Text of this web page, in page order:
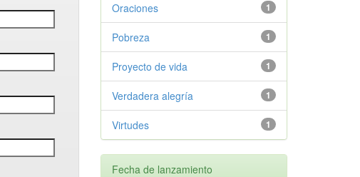
1
Oraciones
1
Pobreza
1
Proyecto de vida
1
Verdadera alegría
1
Virtudes
Fecha de lanzamiento